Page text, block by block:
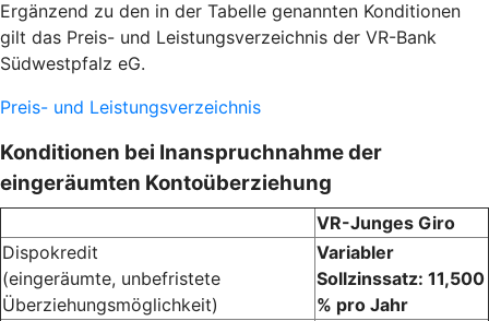
Ergänzend zu den in der Tabelle genannten Konditionen
gilt das Preis- und Leistungsverzeichnis der VR-Bank
Südwestpfalz eG.
Preis- und Leistungsverzeichnis
Konditionen bei Inanspruchnahme der
eingeräumten Kontoüberziehung
VR-Junges Giro
Dispokredit
(eingeräumte, unbefristete
Überziehungsmöglichkeit)
Variabler
Sollzinssatz: 11,500
% pro Jahr